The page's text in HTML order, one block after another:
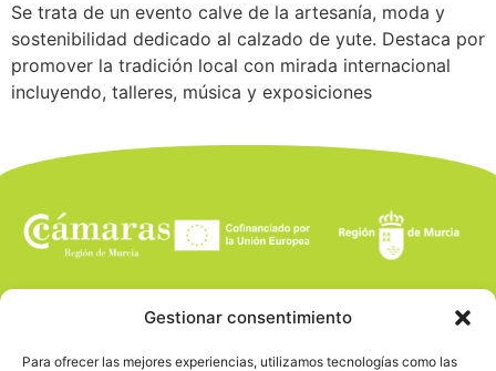
Gestionar consentimiento
Para ofrecer las mejores experiencias, utilizamos tecnologías como las
Se trata de un evento calve de la artesanía, moda y
sostenibilidad dedicado al calzado de yute. Destaca por
promover la tradición local con mirada internacional
incluyendo, talleres, música y exposiciones